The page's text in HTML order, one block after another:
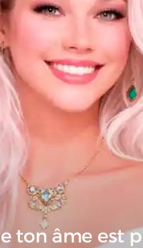
ton âme est